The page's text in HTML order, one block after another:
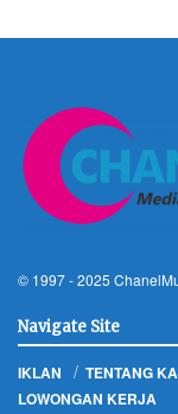
© 1997 - 2025
Navigate Site
IKLAN TENTANG
LOWONGAN KERJA